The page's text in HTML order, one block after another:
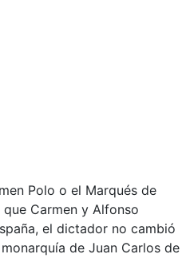
Polo o el Marqués de
Carmen y Alfonso
el dictador no cambió
de Juan Carlos de